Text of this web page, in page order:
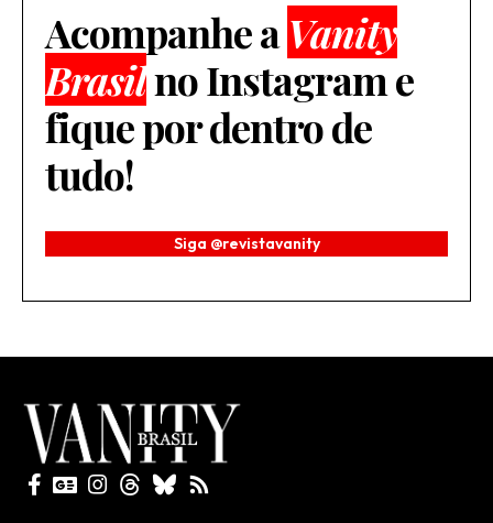
Acompanhe aVanity
Brasilno Instagram e
fique por dentro de
tudo!
Siga @revistavanity